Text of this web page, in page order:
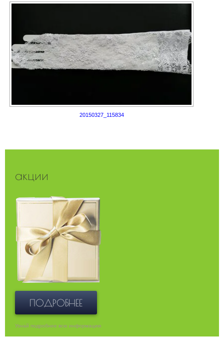
20150327_115834
акции
ПОДРОБНЕЕ
Узнай подробнее всю информацию